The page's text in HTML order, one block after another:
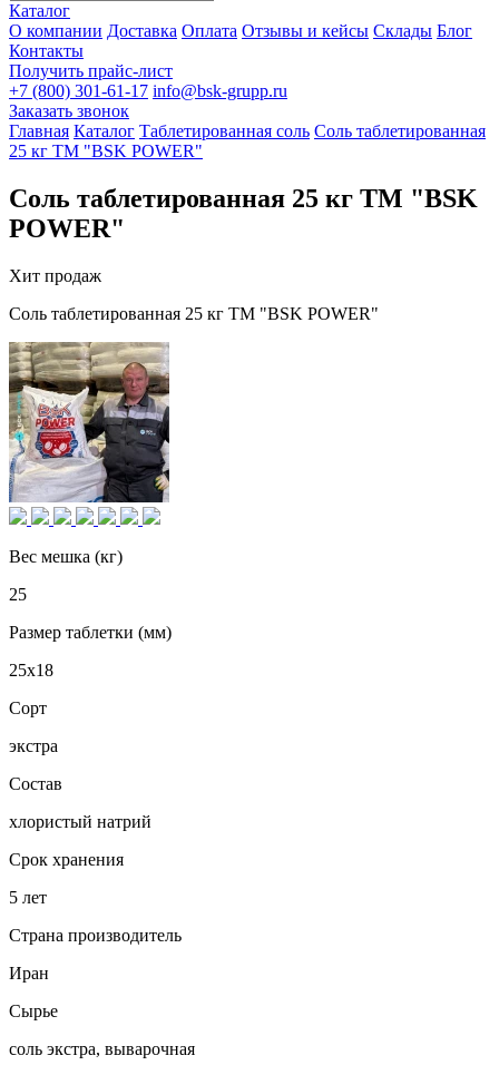
Каталог
О компании Доставка Оплата Отзывы и кейсы Склады Блог
Контакты
Получить прайс-лист
+7 (800) 301-61-17 info@bsk-grupp.ru
Заказать звонок
Главная Каталог Таблетированная соль Соль таблетированная
25 кг ТМ "BSK POWER"
Соль таблетированная 25 кг ТМ "BSK
POWER"
Хит продаж
Соль таблетированная 25 кг ТМ "BSK POWER"
Вес мешка (кг)
25
Размер таблетки (мм)
25х18
Сорт
экстра
Состав
хлористый натрий
Срок хранения
5 лет
Страна производитель
Иран
Сырье
соль экстра, выварочная